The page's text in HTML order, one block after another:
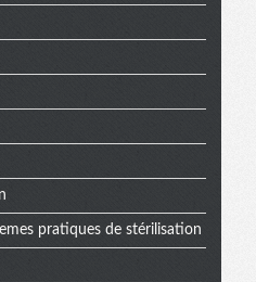
pratiques de stérilisation